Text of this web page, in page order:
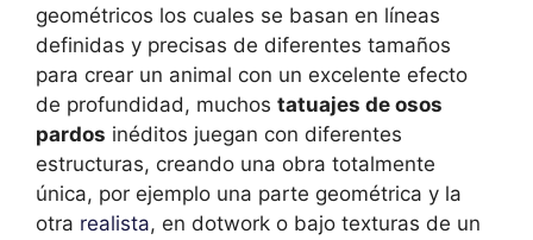
geométricos los cuales se basan en líneas
definidas y precisas de diferentes tamaños
para crear un animal con un excelente efecto
de profundidad, muchos tatuajes de osos
pardos inéditos juegan con diferentes
estructuras, creando una obra totalmente
única, por ejemplo una parte geométrica y la
otra realista, en dotwork o bajo texturas de un